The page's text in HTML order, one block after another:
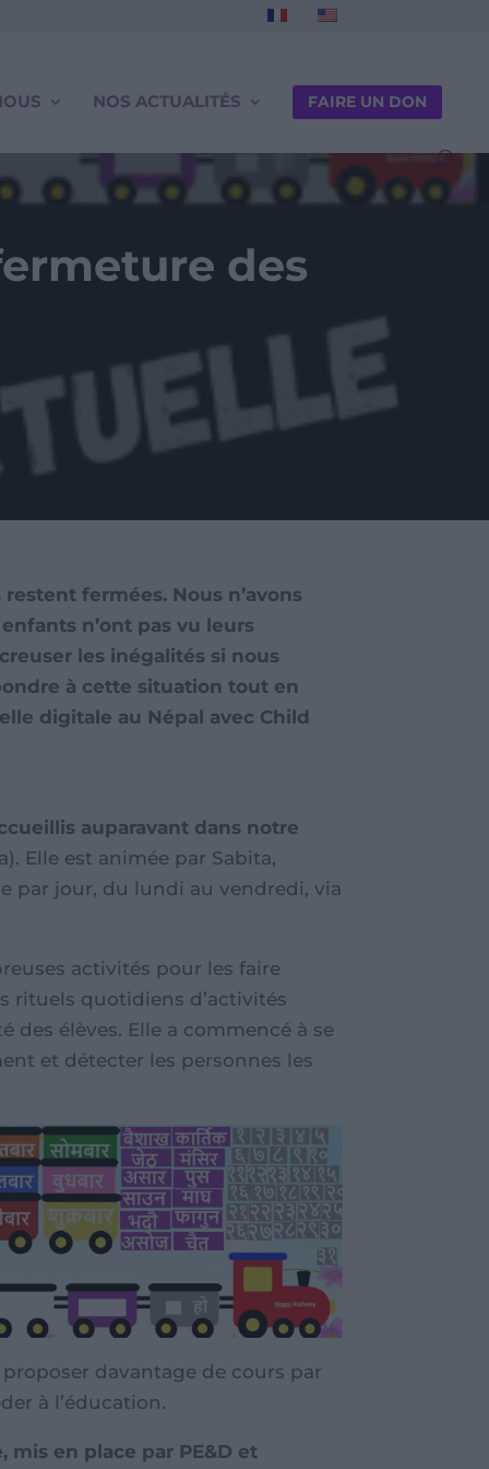
NOS ACTUALITÉS FAIRE UN DON
des
fermées. Nous n’avons
n’ont pas vu leurs
les inégalités si nous
à cette situation tout en
digitale au Népal avec Child
auparavant dans notre
Elle est animée par Sabita,
par jour, du lundi au vendredi, via
activités pour les faire
rituels quotidiens d’activités
élèves. Elle a commencé à se
et détecter les personnes les
davantage de cours par
à l’éducation.
en place par PE&D et